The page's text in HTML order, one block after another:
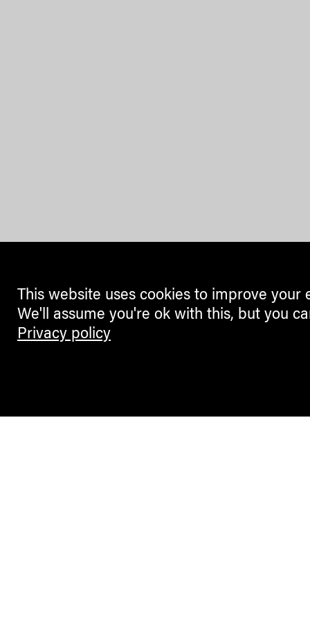
This website uses cookies to improve your
We'll assume you're ok with this, but you
Privacy policy